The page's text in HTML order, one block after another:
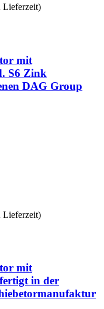
Lieferzeit)
mit
S6 Zink
DAG Group
Lieferzeit)
mit
in der